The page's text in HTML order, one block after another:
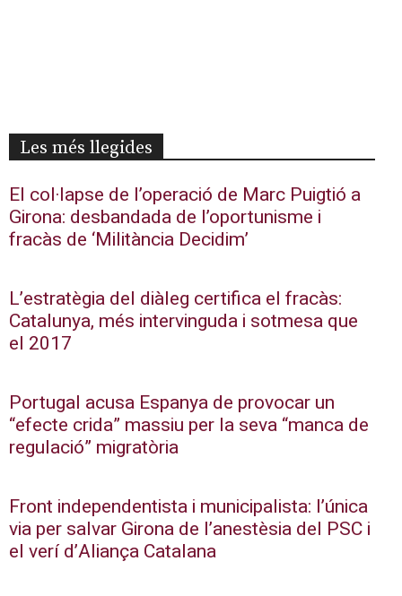
Les més llegides
El col·lapse de l’operació de Marc Puigtió a
Girona: desbandada de l’oportunisme i
fracàs de ‘Militància Decidim’
L’estratègia del diàleg certifica el fracàs:
Catalunya, més intervinguda i sotmesa que
el 2017
Portugal acusa Espanya de provocar un
“efecte crida” massiu per la seva “manca de
regulació” migratòria
Front independentista i municipalista: l’única
via per salvar Girona de l’anestèsia del PSC i
el verí d’Aliança Catalana